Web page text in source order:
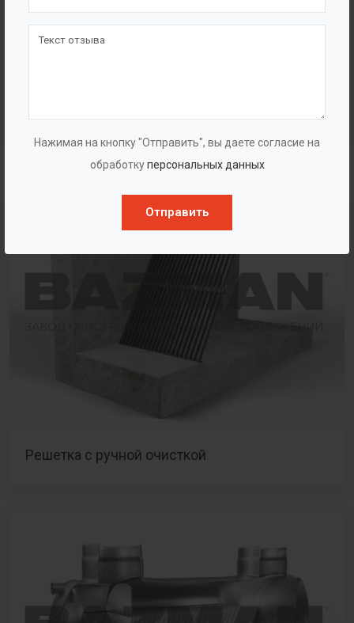
Нажимая на кнопку "Отправить", вы даете согласие на
обработкуперсональных данных
Отправить
Песколовка тангенциальная
Решетка с ручной очисткой